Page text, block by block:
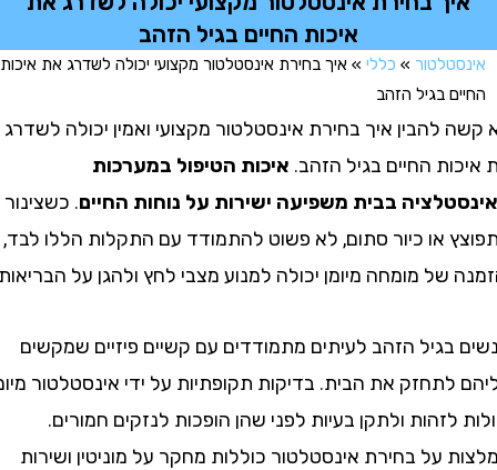
איכות החיים בגיל הזהב
»כללי»איך בחירת אינסטלטור מקצועי יכולה לשדרג את איכות
בגיל הזהב
איך בחירת אינסטלטור מקצועי ואמין יכולה לשדרג
החיים בגיל הזהב.איכות הטיפול במערכות
בבית משפיעה ישירות על נוחות החיים. כשצינור
או כיור סתום, לא פשוט להתמודד עם התקלות הללו לבד,
של מומחה מיומן יכולה למנוע מצבי לחץ ולהגן על הבריאות.
הזהב לעיתים מתמודדים עם קשיים פיזיים שמקשים
את הבית. בדיקות תקופתיות על ידי אינסטלטור מיומן
לזהות ולתקן בעיות לפני שהן הופכות לנזקים חמורים.
על בחירת אינסטלטור כוללות מחקר על מוניטין ושירות